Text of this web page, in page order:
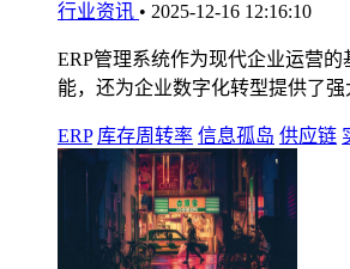
行业资讯 • 2025-12-16 12:16:10
ERP管理系统作为现代企业运营
能，还为企业数字化转型提供了强
ERP 库存周转率 信息孤岛 供应链